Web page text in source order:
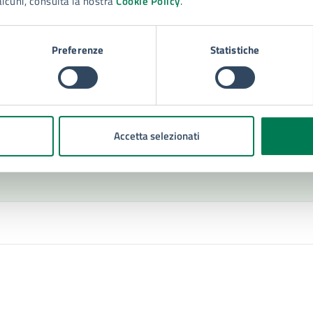
Preferenze Statistiche
Accetta selezionati
di evento
Contenuti correlati